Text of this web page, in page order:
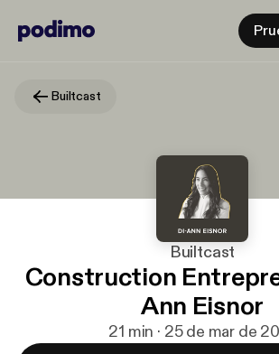
Builtcast
Builtcast
Construction
Ann Eisnor
21 min · 25 de mar de